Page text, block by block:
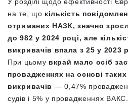
на те, що кількість
отриманих НАЗК, значно
до 982 у 2024 році, але
викривачів впала з 25 у 2023
При цьому вкрай мало осіб
провадженнях на основі
викривачів — 0,47%
судів і 5% у провадженнях